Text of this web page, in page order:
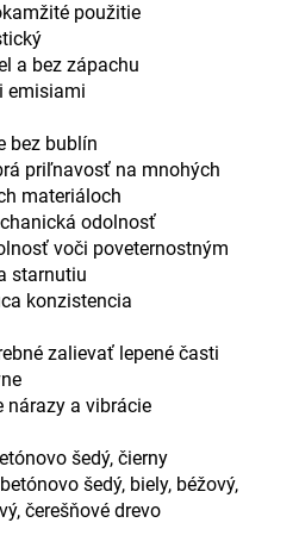
použitie
a bez zápachu
emisiami
bez bublín
priľnavosť na mnohých
materiáloch
odolnosť
voči poveternostným
starnutiu
konzistencia
zalievať lepené časti
nárazy a vibrácie
šedý, čierny
šedý, biely, béžový,
čerešňové drevo